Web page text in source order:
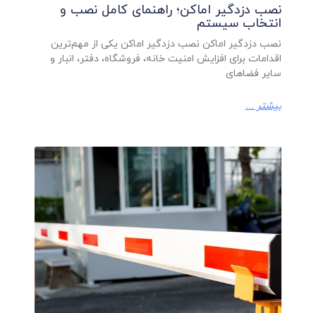
نصب دزدگیر اماکن؛ راهنمای کامل نصب و
انتخاب سیستم
نصب دزدگیر اماکن نصب دزدگیر اماکن یکی از مهم‌ترین
اقدامات برای افزایش امنیت خانه، فروشگاه، دفتر، انبار و
سایر فضاهای
بیشتر ...